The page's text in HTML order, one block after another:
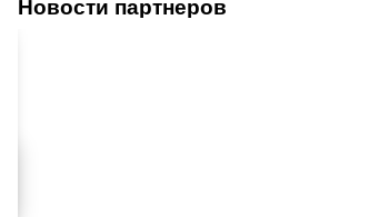
Новости партнеров